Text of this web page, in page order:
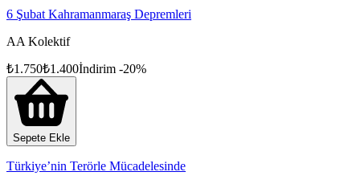
6 Şubat Kahramanmaraş Depremleri
AA Kolektif
₺1.750₺1.400İndirim -20%
Sepete Ekle
Türkiye’nin Terörle Mücadelesinde